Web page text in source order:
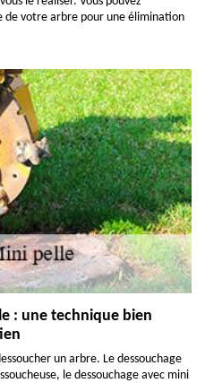
de votre arbre pour une élimination
: une technique bien
un arbre. Le dessouchage
le dessouchage avec mini